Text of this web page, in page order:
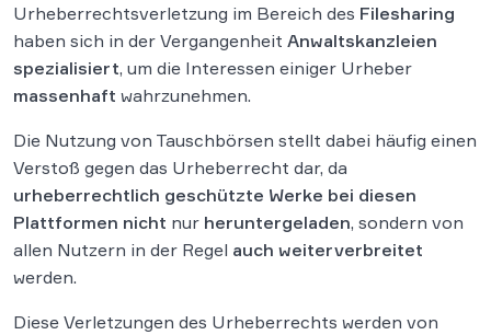
Urheberrechtsverletzung im Bereich des Filesharing
haben sich in der Vergangenheit Anwaltskanzleien
spezialisiert, um die Interessen einiger Urheber
massenhaft wahrzunehmen.
Die Nutzung von Tauschbörsen stellt dabei häufig einen
Verstoß gegen das Urheberrecht dar, da
urheberrechtlich geschützte Werke bei diesen
Plattformen nicht nur heruntergeladen, sondern von
allen Nutzern in der Regel auch weiterverbreitet
werden.
Diese Verletzungen des Urheberrechts werden von